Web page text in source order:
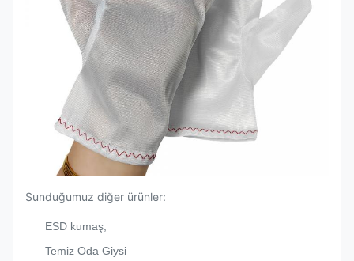
Sunduğumuz diğer ürünler:
ESD kumaş,
Temiz Oda Giysi